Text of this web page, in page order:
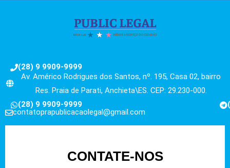
(28) 9 9909-9999
Av. Américo Rodrigues dos Santos, nº. 195, Casa 02, bairro
Res. Praia de Parati, Anchieta\ES. CEP: 29.230-000.
(28) 9 9909-9999
contatoprapublicacaolegal@gmail.com
CONTATE-NOS